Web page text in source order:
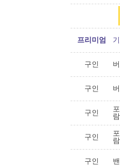
프리미엄
구인
구인
구인
람
구인
람
구인